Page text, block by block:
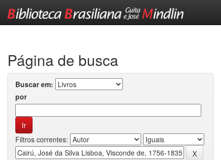
Página de busca
Buscar em:
por
Filtros correntes: